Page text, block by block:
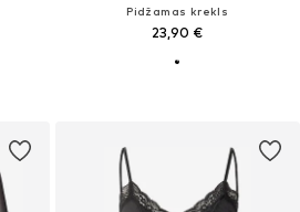
Pidžamas krekls
23,90 €